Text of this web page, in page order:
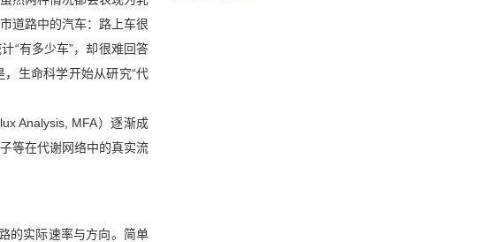
道路中的汽车：路上车很
“有多少车”，却很难回答
生命科学开始从研究“代
Analysis, MFA）逐渐成
等在代谢网络中的真实流
的实际速率与方向。简单